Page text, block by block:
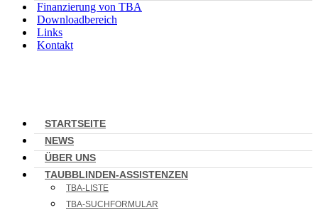
Finanzierung von TBA
Downloadbereich
Links
Kontakt
STARTSEITE
NEWS
ÜBER UNS
TAUBBLINDEN-ASSISTENZEN
TBA-LISTE
TBA-SUCHFORMULAR